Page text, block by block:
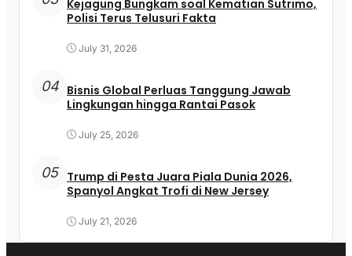
Kejagung Bungkam soal Kematian Sutrimo,
Polisi Terus Telusuri Fakta
July 31, 2026
04 Bisnis Global Perluas Tanggung Jawab
Lingkungan hingga Rantai Pasok
July 25, 2026
05 Trump di Pesta Juara Piala Dunia 2026,
Spanyol Angkat Trofi di New Jersey
July 21, 2026